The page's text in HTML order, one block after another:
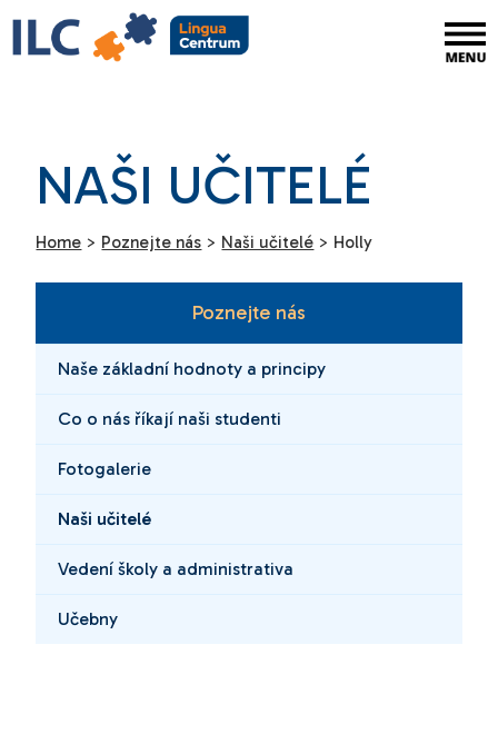
NAŠI UČITELÉ
Home > Poznejte nás > Naši učitelé > Holly
Poznejte nás
Naše základní hodnoty a principy
Co o nás říkají naši studenti
Fotogalerie
Naši učitelé
Vedení školy a administrativa
Učebny